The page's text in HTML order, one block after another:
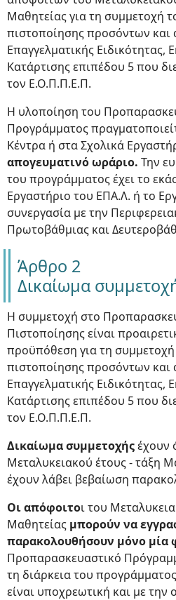
Μαθητείας για τη συμμετοχή
πιστοποίησης προσόντων και
Επαγγελματικής Ειδικότητας,
Κατάρτισης επιπέδου 5 που
τον Ε.Ο.Π.Π.Ε.Π.
Η υλοποίηση του
Προγράμματος
Κέντρα ή στα Σχολικά
απογευματινό ωράριο. Την
του προγράμματος έχει το
Εργαστήριο του ΕΠΑ.Λ. ή το
συνεργασία με την
Πρωτοβάθμιας και
Άρθρο 2
Δικαίωμα
Η συμμετοχή στο
Πιστοποίησης είναι
προϋπόθεση για τη συμμετοχή
πιστοποίησης προσόντων και
Επαγγελματικής Ειδικότητας,
Κατάρτισης επιπέδου 5 που
τον Ε.Ο.Π.Π.Ε.Π.
Δικαίωμα συμμετοχήςέχουν
Μεταλυκειακού έτους - τάξη
έχουν λάβει βεβαίωση
Oι απόφοιτοι του
Μαθητείας μπορούν να
παρακολουθήσουν μόνο μία
Προπαρασκευαστικό
τη διάρκεια του
είναι υποχρεωτική και με